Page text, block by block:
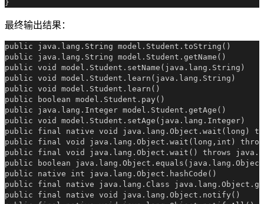
最终输出结果：
public java.lang.String model.Student.toString()
public java.lang.String model.Student.getName()
public void model.Student.setName(java.lang.String)
public void model.Student.learn(java.lang.String)
public void model.Student.learn()
public boolean model.Student.pay()
public java.lang.Integer model.Student.getAge()
public void model.Student.setAge(java.lang.Integer)
public final native void java.lang.Object.wait(long)
public final void java.lang.Object.wait(long,int)
public final void java.lang.Object.wait() throws
public boolean
public native int java.lang.Object.hashCode()
public final native java.lang.Class
public final native void java.lang.Object.notify()